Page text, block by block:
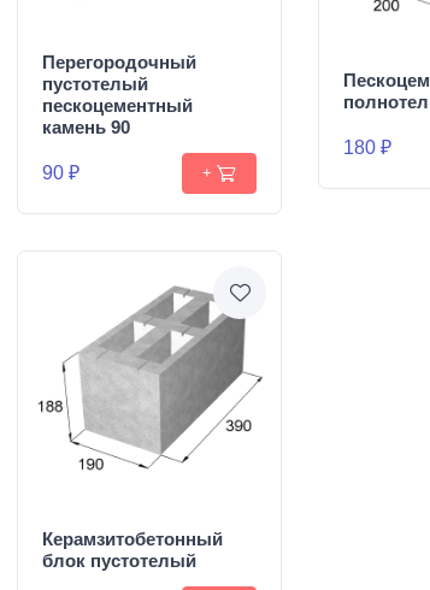
Перегородочный
пустотелый
пескоцементный
камень 90
90 ₽ +
180 ₽
Керамзитобетонный
блок пустотелый